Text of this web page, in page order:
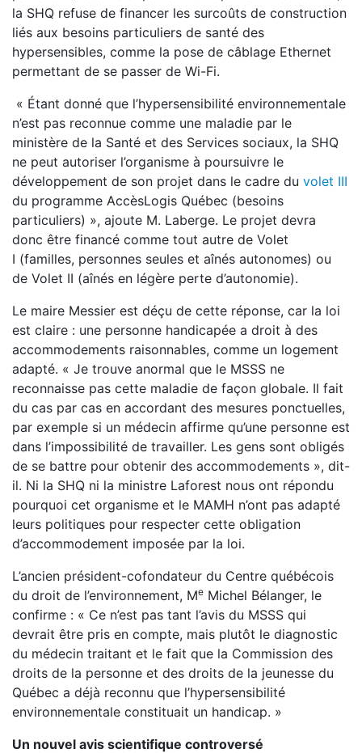
la SHQ refuse de financer les surcoûts de construction
liés aux besoins particuliers de santé des
hypersensibles, comme la pose de câblage Ethernet
permettant de se passer de Wi-Fi.
« Étant donné que l’hypersensibilité environnementale
n’est pas reconnue comme une maladie par le
ministère de la Santé et des Services sociaux, la SHQ
ne peut autoriser l’organisme à poursuivre le
développement de son projet dans le cadre du volet III
du programme AccèsLogis Québec (besoins
particuliers) », ajoute M. Laberge. Le projet devra
donc être financé comme tout autre de Volet
I (familles, personnes seules et aînés autonomes) ou
de Volet II (aînés en légère perte d’autonomie).
Le maire Messier est déçu de cette réponse, car la loi
est claire : une personne handicapée a droit à des
accommodements raisonnables, comme un logement
adapté. « Je trouve anormal que le MSSS ne
reconnaisse pas cette maladie de façon globale. Il fait
du cas par cas en accordant des mesures ponctuelles,
par exemple si un médecin affirme qu’une personne est
dans l’impossibilité de travailler. Les gens sont obligés
de se battre pour obtenir des accommodements », dit-
il. Ni la SHQ ni la ministre Laforest nous ont répondu
pourquoi cet organisme et le MAMH n’ont pas adapté
leurs politiques pour respecter cette obligation
d’accommodement imposée par la loi.
L’ancien président-cofondateur du Centre québécois
du droit de l’environnement, Me Michel Bélanger, le
confirme : « Ce n’est pas tant l’avis du MSSS qui
devrait être pris en compte, mais plutôt le diagnostic
du médecin traitant et le fait que la Commission des
droits de la personne et des droits de la jeunesse du
Québec a déjà reconnu que l’hypersensibilité
environnementale constituait un handicap. »
Un nouvel avis scientifique controversé